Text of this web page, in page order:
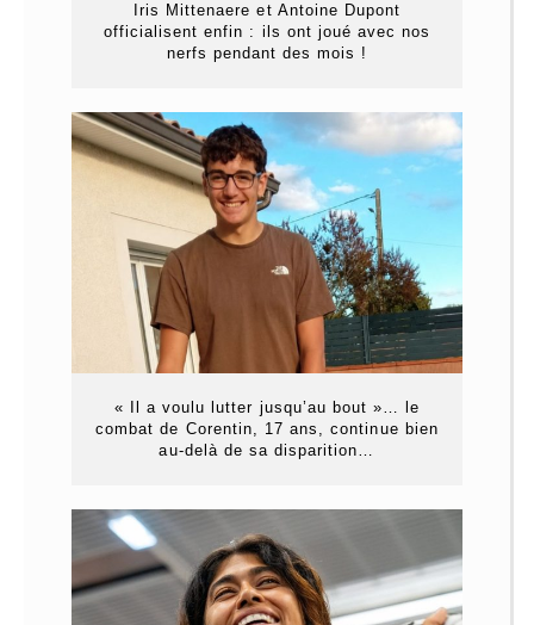
Iris Mittenaere et Antoine Dupont
officialisent enfin : ils ont joué avec nos
nerfs pendant des mois !
« Il a voulu lutter jusqu’au bout »… le
combat de Corentin, 17 ans, continue bien
au-delà de sa disparition…